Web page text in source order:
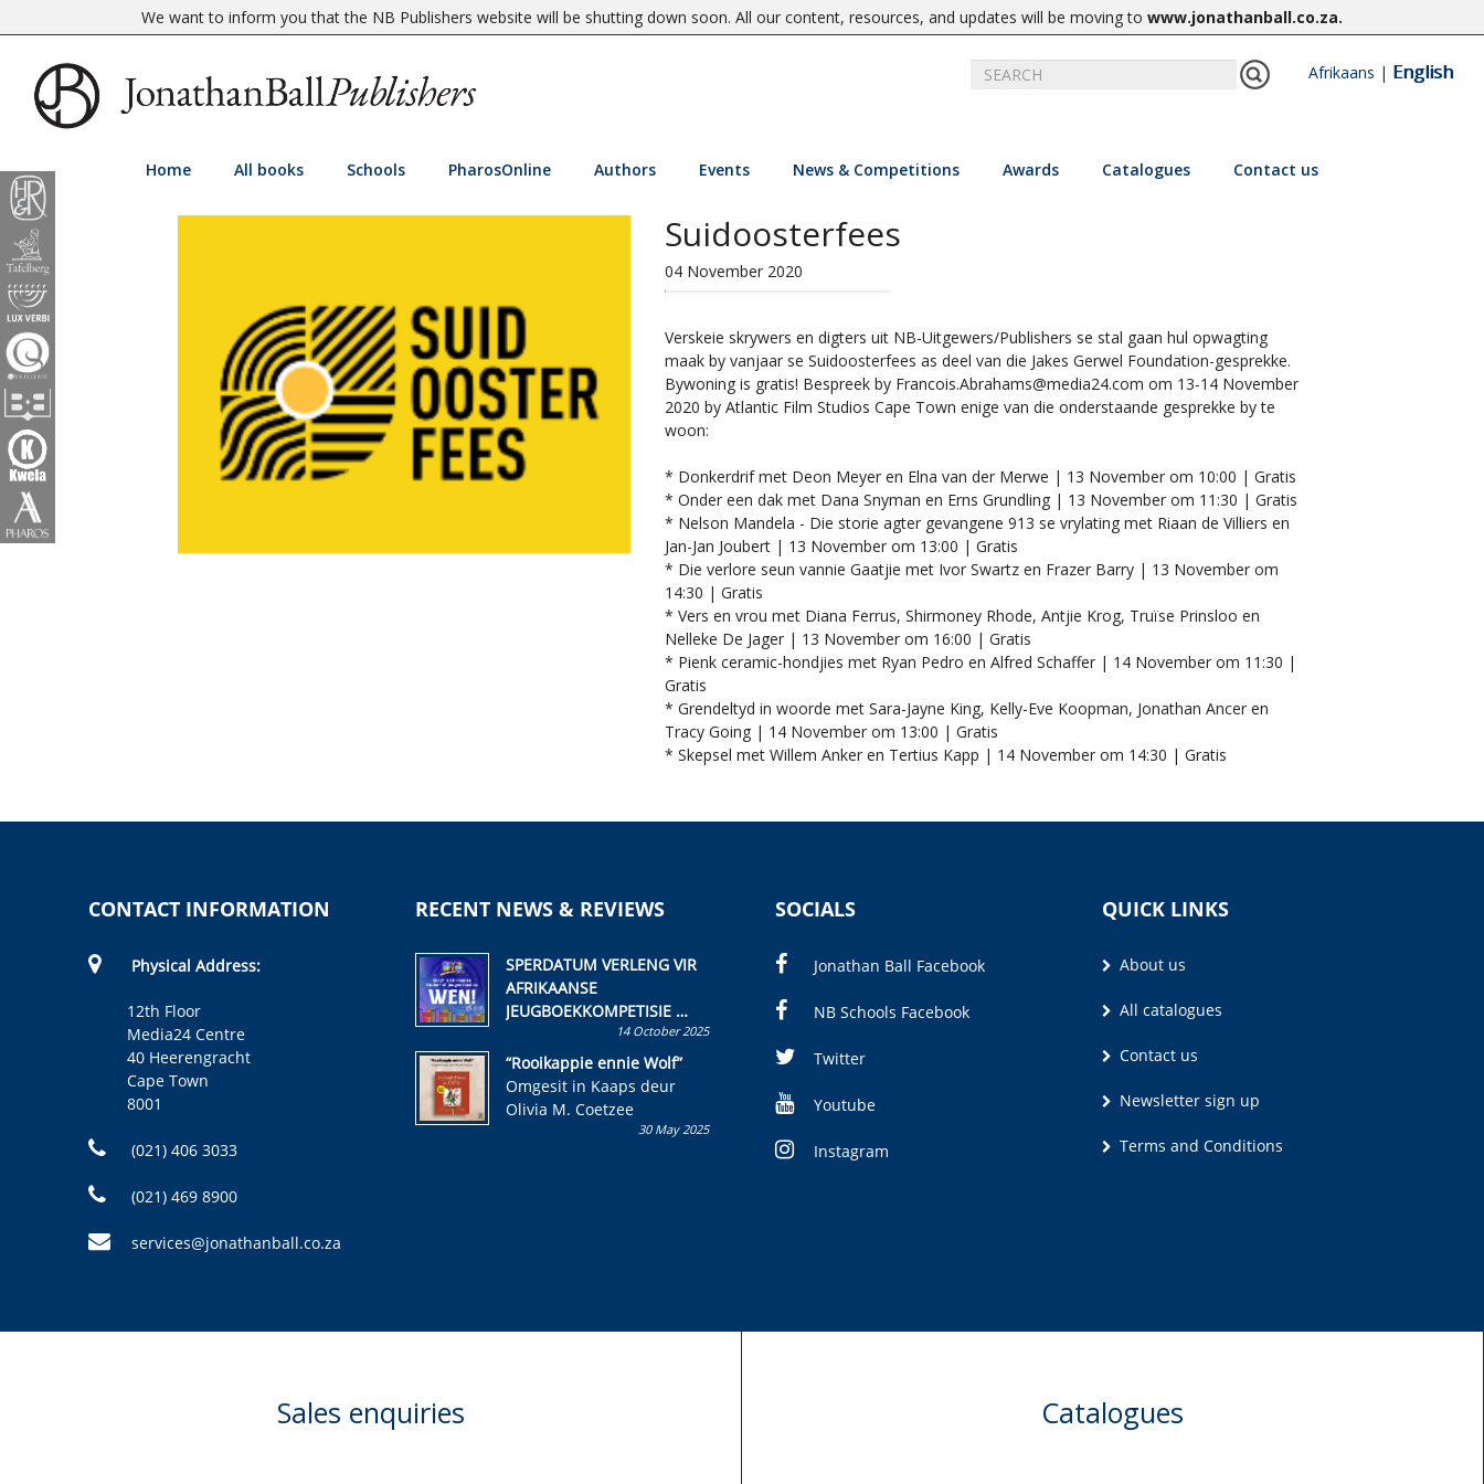
We want to inform you that the NB Publishers website will be shutting down soon. All our content, resources, and updates will be moving to www.jonathanball.co.za.
Afrikaans | English
Home All books Schools PharosOnline Authors Events News & Competitions Awards Catalogues Contact us
Suidoosterfees
04 November 2020
Verskeie skrywers en digters uit NB-Uitgewers/Publishers se stal gaan hul opwagting
maak by vanjaar se Suidoosterfees as deel van die Jakes Gerwel Foundation-gesprekke.
Bywoning is gratis! Bespreek by Francois.Abrahams@media24.com om 13-14 November
2020 by Atlantic Film Studios Cape Town enige van die onderstaande gesprekke by te
woon:
* Donkerdrif met Deon Meyer en Elna van der Merwe | 13 November om 10:00 | Gratis
* Onder een dak met Dana Snyman en Erns Grundling | 13 November om 11:30 | Gratis
* Nelson Mandela - Die storie agter gevangene 913 se vrylating met Riaan de Villiers en
Jan-Jan Joubert | 13 November om 13:00 | Gratis
* Die verlore seun vannie Gaatjie met Ivor Swartz en Frazer Barry | 13 November om
14:30 | Gratis
* Vers en vrou met Diana Ferrus, Shirmoney Rhode, Antjie Krog, Truïse Prinsloo en
Nelleke De Jager | 13 November om 16:00 | Gratis
* Pienk ceramic-hondjies met Ryan Pedro en Alfred Schaffer | 14 November om 11:30 |
Gratis
* Grendeltyd in woorde met Sara-Jayne King, Kelly-Eve Koopman, Jonathan Ancer en
Tracy Going | 14 November om 13:00 | Gratis
* Skepsel met Willem Anker en Tertius Kapp | 14 November om 14:30 | Gratis
CONTACT INFORMATION
Physical Address:
12th Floor
Media24 Centre
40 Heerengracht
Cape Town
8001
(021) 406 3033
(021) 469 8900
services@jonathanball.co.za
RECENT NEWS & REVIEWS
SPERDATUM VERLENG VIR
AFRIKAANSE
JEUGBOEKKOMPETISIE
Skryf ’n jeugboek of
kinderboek en staan ’n
kans om R50 000 te wen!
14 October 2025
“Rooikappie ennie Wolf”
Omgesit in Kaaps deur
Olivia M. Coetzee
30 May 2025
SOCIALS
Jonathan Ball Facebook
NB Schools Facebook
Twitter
Youtube
Instagram
QUICK LINKS
About us
All catalogues
Contact us
Newsletter sign up
Terms and Conditions
Sales enquiries Catalogues